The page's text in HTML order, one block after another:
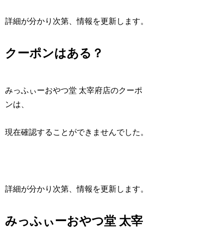
詳細が分かり次第、情報を更新します。
クーポンはある？
みっふぃーおやつ堂 太宰府店のクーポ
ンは、
現在確認することができませんでした。
詳細が分かり次第、情報を更新します。
みっふぃーおやつ堂 太宰